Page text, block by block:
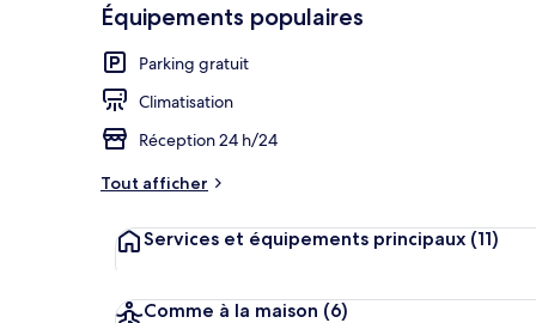
Équipements populaires
Parking gratuit
Climatisation
Réception 24 h/24
Tout afficher
Services et équipements principaux (11)
Comme à la maison (6)